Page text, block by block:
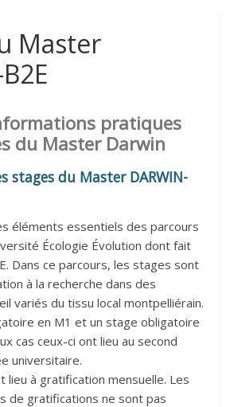
Master
pratiques
du Master Darwin
stages du Master DARWIN-
éléments essentiels des parcours
Écologie Évolution dont fait
Dans ce parcours, les stages sont
à la recherche dans des
variés du tissu local montpelliérain.
en M1 et un stage obligatoire
cas ceux-ci ont lieu au second
universitaire.
lieu à gratification mensuelle. Les
de gratifications ne sont pas